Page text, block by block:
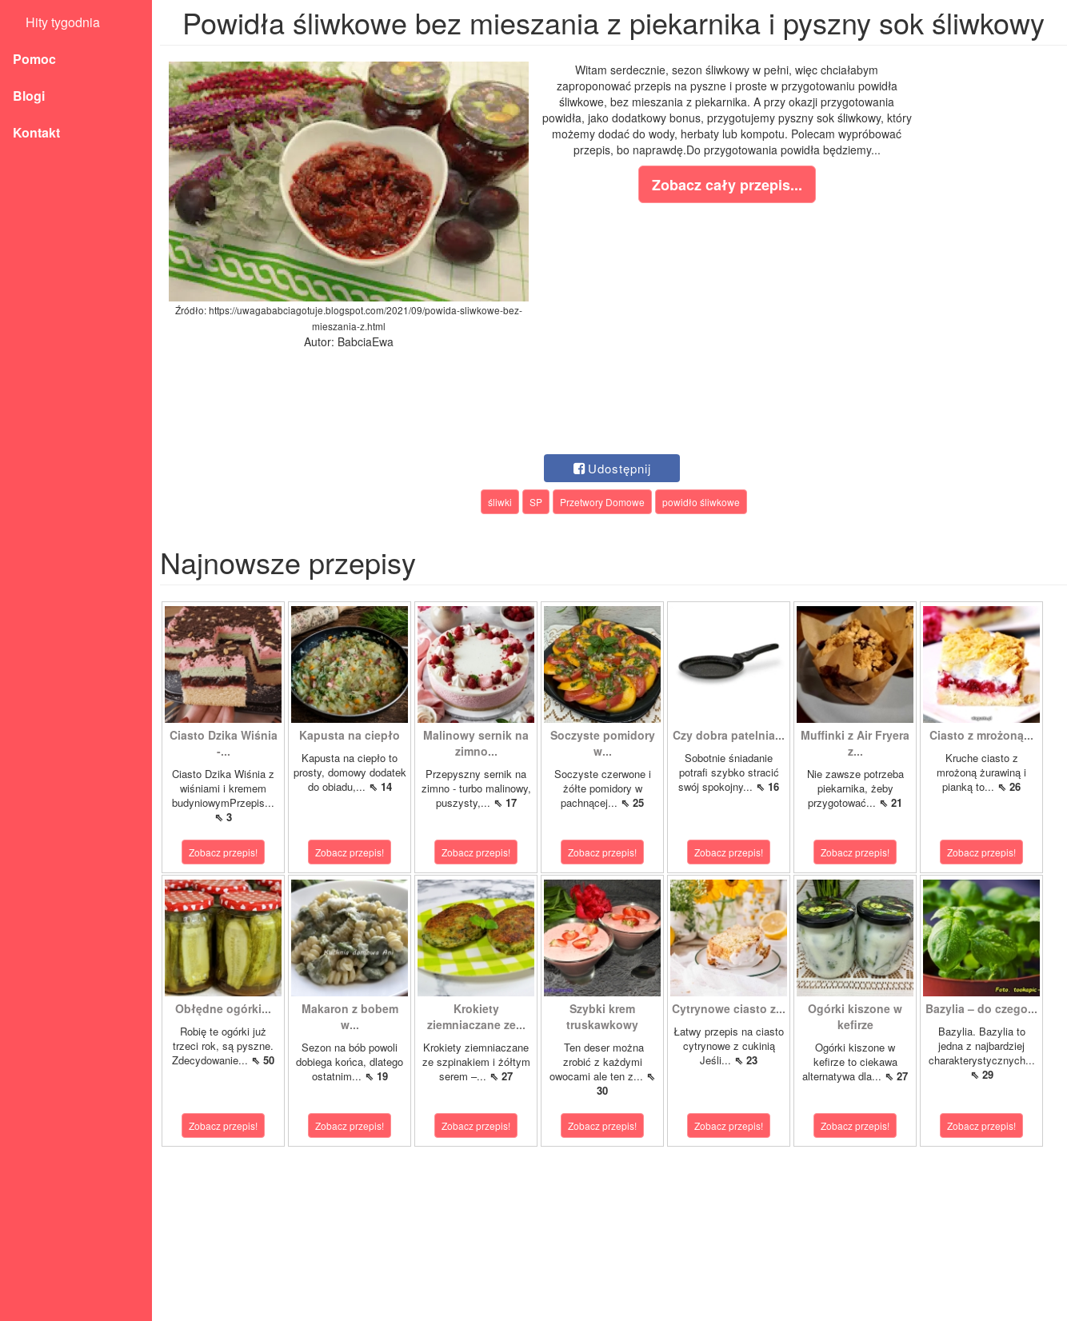
Hity tygodnia
Pomoc
Blogi
Kontakt
Powidła śliwkowe bez mieszania z piekarnika i pyszny sok śliwkowy
Źródło: https://uwagababciagotuje.blogspot.com/2021/09/powida-sliwkowe-bez-
mieszania-z.html
Autor: BabciaEwa
Witam serdecznie, sezon śliwkowy w pełni, więc chciałabym
zaproponować przepis na pyszne i proste w przygotowaniu powidła
śliwkowe, bez mieszania z piekarnika. A przy okazji przygotowania
powidła, jako dodatkowy bonus, przygotujemy pyszny sok śliwkowy, który
możemy dodać do wody, herbaty lub kompotu. Polecam wypróbować
przepis, bo naprawdę.Do przygotowania powidła będziemy...
Zobacz cały przepis...
Udostępnij
śliwki SP Przetwory Domowe powidło śliwkowe
Najnowsze przepisy
Ciasto Dzika Wiśnia
-...
Ciasto Dzika Wiśnia z
wiśniami i kremem
budyniowymPrzepis...
⇖ 3
Zobacz przepis!
Kapusta na ciepło
Kapusta na ciepło to
prosty, domowy dodatek
do obiadu,... ⇖ 14
Zobacz przepis!
Malinowy sernik na
zimno...
Przepyszny sernik na
zimno - turbo malinowy,
puszysty,... ⇖ 17
Zobacz przepis!
Soczyste pomidory
w...
Soczyste czerwone i
żółte pomidory w
pachnącej... ⇖ 25
Zobacz przepis!
Czy dobra patelnia...
Sobotnie śniadanie
potrafi szybko stracić
swój spokojny... ⇖ 16
Zobacz przepis!
Muffinki z Air Fryera
z...
Nie zawsze potrzeba
piekarnika, żeby
przygotować... ⇖ 21
Zobacz przepis!
Ciasto z mrożoną...
Kruche ciasto z
mrożoną żurawiną i
pianką to... ⇖ 26
Zobacz przepis!
Obłędne ogórki...
Robię te ogórki już
trzeci rok, są pyszne.
Zdecydowanie... ⇖ 50
Zobacz przepis!
Makaron z bobem
w...
Sezon na bób powoli
dobiega końca, dlatego
ostatnim... ⇖ 19
Zobacz przepis!
Krokiety
ziemniaczane ze...
Krokiety ziemniaczane
ze szpinakiem i żółtym
serem –... ⇖ 27
Zobacz przepis!
Szybki krem
truskawkowy
Ten deser można
zrobić z każdymi
owocami ale ten z... ⇖
30
Zobacz przepis!
Cytrynowe ciasto z...
Łatwy przepis na ciasto
cytrynowe z cukinią
Jeśli... ⇖ 23
Zobacz przepis!
Ogórki kiszone w
kefirze
Ogórki kiszone w
kefirze to ciekawa
alternatywa dla... ⇖ 27
Zobacz przepis!
Bazylia – do czego...
Bazylia. Bazylia to
jedna z najbardziej
charakterystycznych...
⇖ 29
Zobacz przepis!